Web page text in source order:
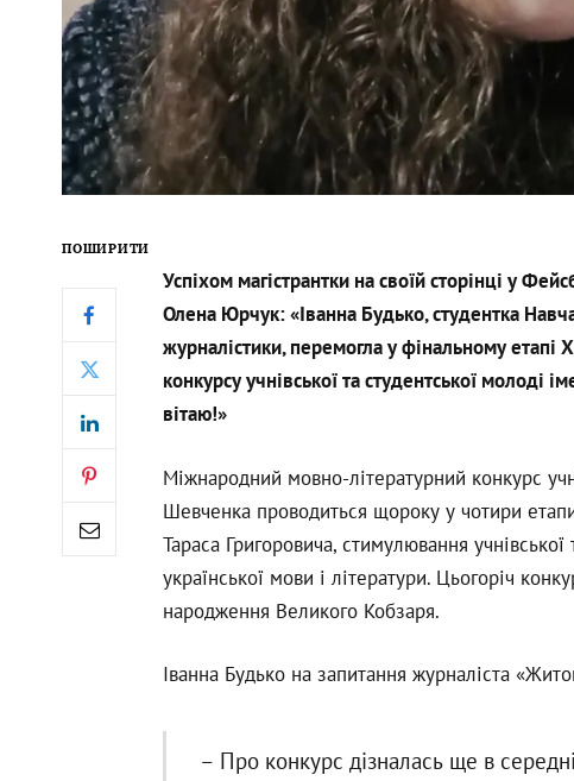
ПОШИРИТИ
Успіхом магістрантки на своїй сторінці у
Олена Юрчук: «Іванна Будько, студентка
журналістики, перемогла у фінальному
конкурсу учнівської та студентської молоді
вітаю!»
Міжнародний мовно-літературний конкурс
Шевченка проводиться щороку у чотири
Тараса Григоровича, стимулювання
української мови і літератури. Цьогоріч
народження Великого Кобзаря.
Іванна Будько на запитання журналіста
– Про конкурс дізналась ще в